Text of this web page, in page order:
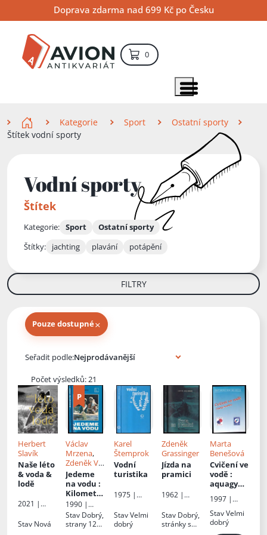
na
obsah
na
navigaci
na
vyhledávání
Doprava zdarma nad 699 Kč po Česku
0položek – košík
Zobrazit položky menu
Kategorie Sport
Ostatní sporty
Štítek vodní sporty
Vodní sporty
Štítek
Kategorie: Sport
Ostatní sporty
Štítky:
jachting plavání potápění
FILTRY
Pouze dostupné×
Seřadit podle:
Počet výsledků: 21
Herbert
Slavík
Naše léto
& voda &
lodě
2021 |
Stav Nová
Václav
Mrzena,
Zdeněk Vít,
Vladislav
Mrzena,
Ota
Špaček
Jana
Ledvinová
Jedeme
na vodu:
Kilometrá
ž Vltavy,
Lužnice a
Otavy
1990 |
Mladá
fronta
Stav Dobrý,
strany 128-
Karel
Štemprok
Vodní
turistika
1975 |
StavVelmi
dobrý
Zdeněk
Grassinger
Jízda na
pramici
1962 |
vojsko
Stav Dobrý,
stránky s
Marta
Benešová
Cvičení ve
vodě:
aquagym
1997 |
asociace
Sport pro
StavVelmi
dobrý